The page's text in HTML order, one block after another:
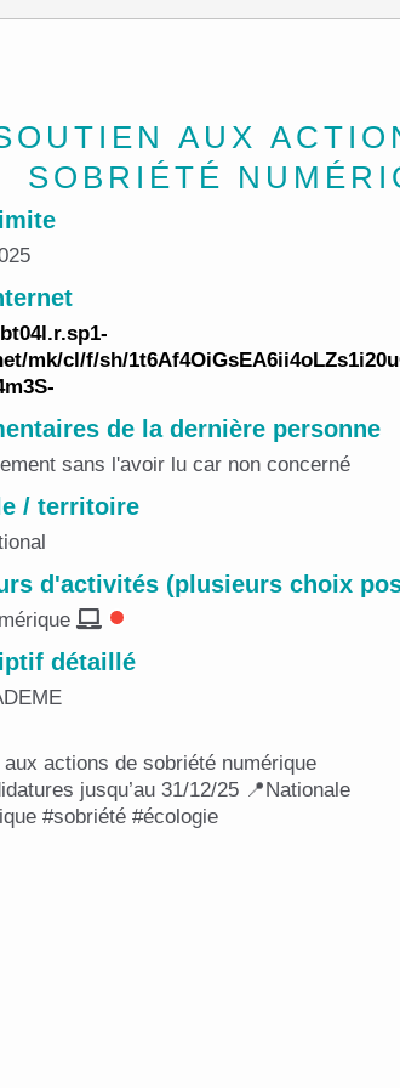
AUX
SOBRIÉTÉ
mk/cl/f/sh/
de la dernière personne
sans l'avoir lu car non concerné
/ territoire
d'activités (plusieurs choix
détaillé
- ADEME
aux actions de sobriété numérique
jusqu’au 31/12/25 📍Nationale
#sobriété #écologie